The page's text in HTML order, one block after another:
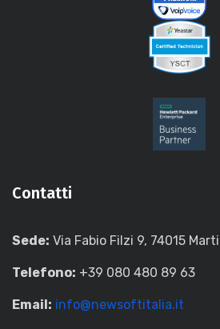
Contatti
Sede: Via Fabio Filzi 9, 74015
Telefono: +39 080 480 89 63
Email: info@newsoftitalia.it